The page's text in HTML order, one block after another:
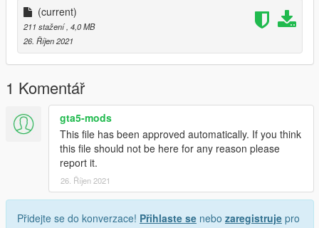
(current)
211 stažení, 4,0 MB
26. Říjen 2021
1 Komentář
gta5-mods
This file has been approved automatically. If you think
this file should not be here for any reason please
report it.
26. Říjen 2021
Přidejte se do konverzace! Přihlaste se nebo zaregistruje pro